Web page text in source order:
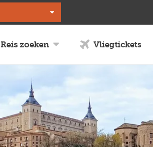
Reis zoeken Vliegtickets